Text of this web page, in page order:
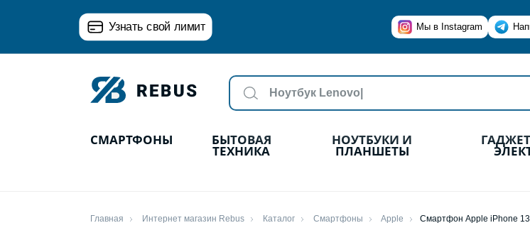
Узнать свой лимит Мы в Instagram
СМАРТФОНЫ БЫТОВАЯ
ТЕХНИКА
НОУТБУКИ И
ПЛАНШЕТЫ
Главная Интернет магазин Rebus Каталог Смартфоны Apple Смартфон Apple iPhone